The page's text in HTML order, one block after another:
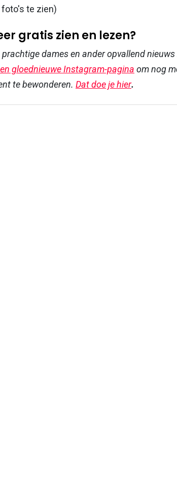
te zien)
gratis zien en lezen?
dames en ander opvallend
gloednieuwe Instagram-pagina om nog
te bewonderen. Dat doe je hier.